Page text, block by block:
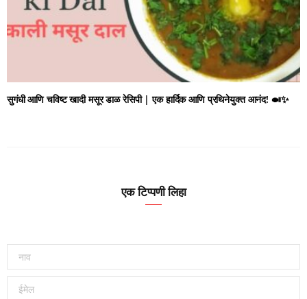
सुगंधी आणि चविष्ट खादी मसूर डाळ रेसिपी | एक हार्दिक आणि प्रथिनेयुक्त आनंद! 🍛✨
एक टिप्पणी लिहा